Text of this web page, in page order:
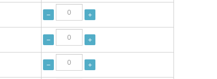
− +
− +
− +